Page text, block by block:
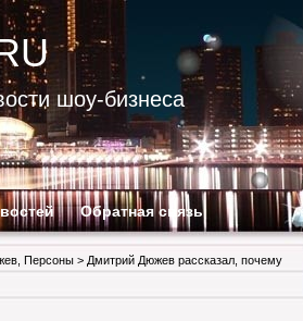
шоу-бизнеса
Обратная связь
Персоны > Дмитрий Дюжев рассказал, почему